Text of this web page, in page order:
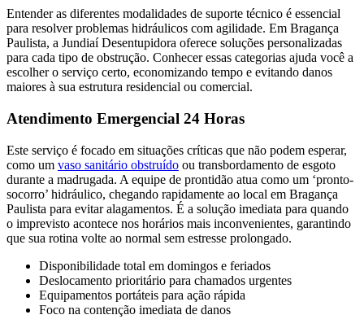
Entender as diferentes modalidades de suporte técnico é essencial
para resolver problemas hidráulicos com agilidade. Em Bragança
Paulista, a Jundiaí Desentupidora oferece soluções personalizadas
para cada tipo de obstrução. Conhecer essas categorias ajuda você a
escolher o serviço certo, economizando tempo e evitando danos
maiores à sua estrutura residencial ou comercial.
Atendimento Emergencial 24 Horas
Este serviço é focado em situações críticas que não podem esperar,
como um vaso sanitário obstruído ou transbordamento de esgoto
durante a madrugada. A equipe de prontidão atua como um ‘pronto-
socorro’ hidráulico, chegando rapidamente ao local em Bragança
Paulista para evitar alagamentos. É a solução imediata para quando
o imprevisto acontece nos horários mais inconvenientes, garantindo
que sua rotina volte ao normal sem estresse prolongado.
Disponibilidade total em domingos e feriados
Deslocamento prioritário para chamados urgentes
Equipamentos portáteis para ação rápida
Foco na contenção imediata de danos